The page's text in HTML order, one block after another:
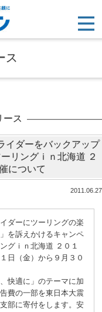
ス
ース
イダーをバックアップ
リングｉｎ北海道 ２
について
2011.06.27
ダーにツーリングの楽
を訴えかけるキャンペ
グｉｎ北海道 ２０１
日（金）から９月３０
快適に」のテーマに加
費の一部を東日本大震
部に寄付をします。安